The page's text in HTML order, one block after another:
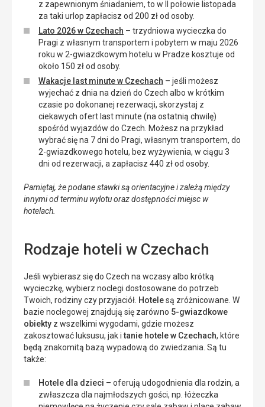
z zapewnionym śniadaniem, to w II połowie listopada
za taki urlop zapłacisz od 200 zł od osoby.
Lato 2026 w Czechach – trzydniowa wycieczka do
Pragi z własnym transportem i pobytem w maju 2026
roku w 2-gwiazdkowym hotelu w Pradze kosztuje od
około 150 zł od osoby.
Wakacje last minute w Czechach – jeśli możesz
wyjechać z dnia na dzień do Czech albo w krótkim
czasie po dokonanej rezerwacji, skorzystaj z
ciekawych ofert last minute (na ostatnią chwilę)
spośród wyjazdów do Czech. Możesz na przykład
wybrać się na 7 dni do Pragi, własnym transportem, do
2-gwiazdkowego hotelu, bez wyżywienia, w ciągu 3
dni od rezerwacji, a zapłacisz 440 zł od osoby.
Pamiętaj, że podane stawki są orientacyjne i zależą między
innymi od terminu wylotu oraz dostępności miejsc w
hotelach.
Rodzaje hoteli w Czechach
Jeśli wybierasz się do Czech na wczasy albo krótką
wycieczkę, wybierz noclegi dostosowane do potrzeb
Twoich, rodziny czy przyjaciół. Hotelesą zróżnicowane. W
bazie noclegowej znajdują się zarówno 5-gwiazdkowe
obiekty z wszelkimi wygodami, gdzie możesz
zakosztować luksusu, jak itanie hotele w Czechach, które
będą znakomitą bazą wypadową do zwiedzania. Są tu
także:
Hotele dla dzieci – oferują udogodnienia dla rodzin, a
zwłaszcza dla najmłodszych gości, np. łóżeczka